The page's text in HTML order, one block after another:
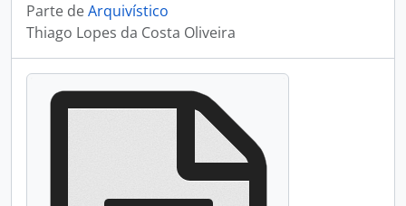
Parte deArquivístico
Thiago Lopes da Costa Oliveira